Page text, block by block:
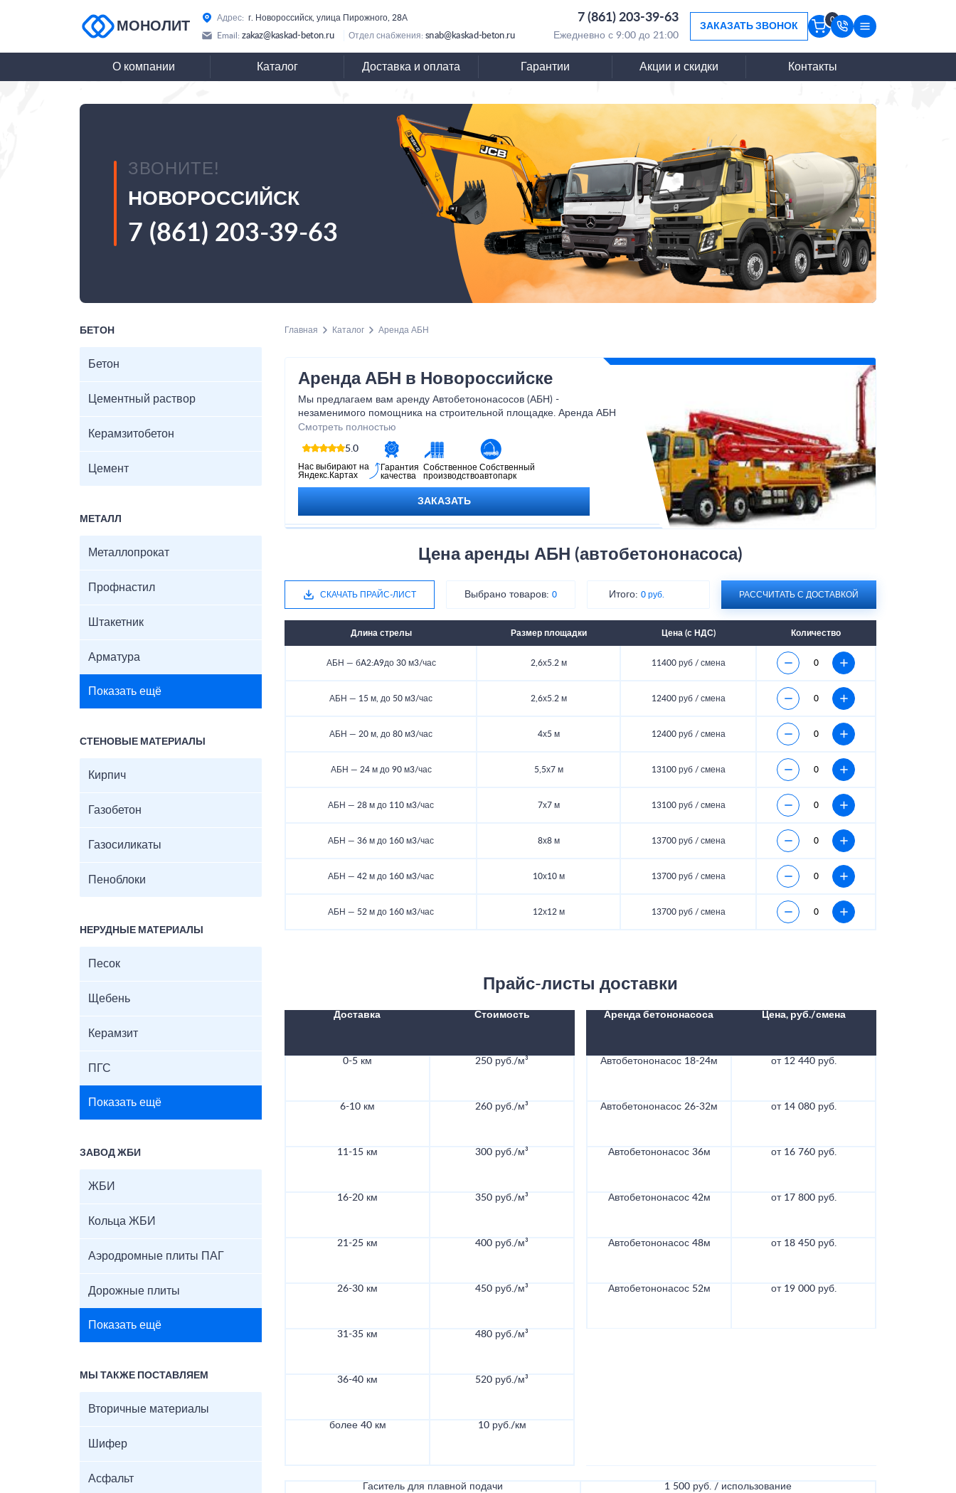
МОНОЛИТ
Адрес: г. Новороссийск, улица Пирожного, 28А 7 (861) 203-39-63
Email: zakaz@kaskad-beton.ru Отдел снабжения: snab@kaskad-beton.ru Ежедневно с 9:00 до 21:00
ЗАКАЗАТЬ ЗВОНОК
0
О компании Каталог Доставка и оплата Гарантии Акции и скидки Контакты
ЗВОНИТЕ!
НОВОРОССИЙСК
7 (861) 203-39-63
БЕТОН
Бетон
Цементный раствор
Керамзитобетон
Цемент
МЕТАЛЛ
Металлопрокат
Профнастил
Штакетник
Арматура
Показать ещё
СТЕНОВЫЕ МАТЕРИАЛЫ
Кирпич
Газобетон
Газосиликаты
Пеноблоки
НЕРУДНЫЕ МАТЕРИАЛЫ
Песок
Щебень
Керамзит
ПГС
Показать ещё
ЗАВОД ЖБИ
ЖБИ
Кольца ЖБИ
Аэродромные плиты ПАГ
Дорожные плиты
Показать ещё
МЫ ТАКЖЕ ПОСТАВЛЯЕМ
Вторичные материалы
Шифер
Асфальт
Главная Каталог Аренда АБН
Аренда АБН в Новороссийске
Мы предлагаем вам аренду Автобетононасосов (АБН) -
незаменимого помощника на строительной площадке. Аренда АБН
позволит вам значительно ускорить процесс бетонирования,
сэкономить время и силы, а также обеспечить высокое качество и
точность работ. Наше оборудование отличается надежностью и
высокой производительностью. Обратитесь к нам сегодня и
убедитесь сами в эффективности нашего оборудования!
Смотреть полностью
5.0
Нас выбирают на
Яндекс.Картах
Гарантия
качества
Собственное
производство
Собственный
автопарк
ЗАКАЗАТЬ
Цена аренды АБН (автобетононасоса)
СКАЧАТЬ ПРАЙС-ЛИСТ Выбрано товаров: 0 Итого:0 руб. РАССЧИТАТЬ С ДОСТАВКОЙ
Длина стрелы Размер площадки Цена (с НДС) Количество
АБН — бA2:A9до 30 м3/час 2,6х5.2 м 11400 руб / смена
АБН — 15 м, до 50 м3/час 2,6х5.2 м 12400 руб / смена
АБН — 20 м, до 80 м3/час 4х5 м 12400 руб / смена
АБН — 24 м до 90 м3/час 5,5х7 м 13100 руб / смена
АБН — 28 м до 110 м3/час 7х7 м 13100 руб / смена
АБН — 36 м до 160 м3/час 8х8 м 13700 руб / смена
АБН — 42 м до 160 м3/час 10х10 м 13700 руб / смена
АБН — 52 м до 160 м3/час 12х12 м 13700 руб / смена
Прайс-листы доставки
Доставка Стоимость
0-5 км 250 руб./м³
6-10 км 260 руб./м³
11-15 км 300 руб./м³
16-20 км 350 руб./м³
21-25 км 400 руб./м³
26-30 км 450 руб./м³
31-35 км 480 руб./м³
36-40 км 520 руб./м³
более 40 км 10 руб./км
Аренда бетононасоса Цена, руб./смена
Автобетононасос 18-24м от 12 440 руб.
Автобетононасос 26-32м от 14 080 руб.
Автобетононасос 36м от 16 760 руб.
Автобетононасос 42м от 17 800 руб.
Автобетононасос 48м от 18 450 руб.
Автобетононасос 52м от 19 000 руб.
Гаситель для плавной подачи 1 500 руб. / использование